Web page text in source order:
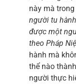
này mà
người tu
được một
theo Pháp
hành mà
thể nào
người thực